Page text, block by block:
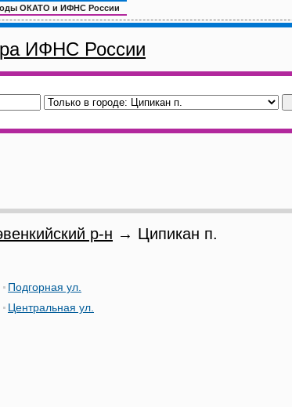
ОКАТО и ИФНС России
ИФНС России
р-н → Ципикан п.
Подгорная ул.
Центральная ул.